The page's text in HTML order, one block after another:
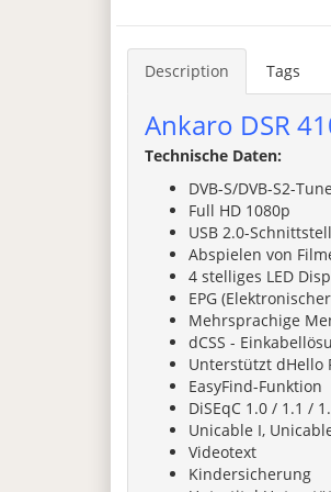
Description Tags
Ankaro DSR
Technische Daten:
DVB-S/DVB-S2-
Full HD 1080p
USB 2.0-
Abspielen von
4 stelliges LED
EPG
Mehrsprachige
dCSS -
Unterstützt dHello
EasyFind-Funktion
DiSEqC 1.0 / 1.1 /
Unicable I,
Videotext
Kindersicherung